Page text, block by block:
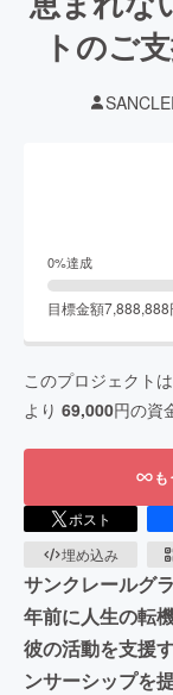
トのご
0%達成
目標金額7,888,888
このプロジェクトは
より 69,000円の資
ポスト
埋め込み
サンクレールグ
年前に人生の転
彼の活動を支援
ンサーシップを